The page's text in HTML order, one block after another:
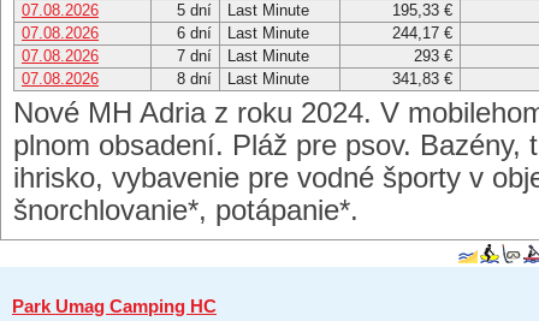
07.08.2026
5 dní Last Minute
195,33 €
07.08.2026
6 dní Last Minute
244,17 €
07.08.2026
7 dní Last Minute
293 €
07.08.2026
8 dní Last Minute 341,83 €
Nové MH Adria z roku 2024. V
plnom obsadení. Pláž pre psov. Bazény,
ihrisko, vybavenie pre vodné športy v
šnorchlovanie*, potápanie*.
Park Umag Camping HC